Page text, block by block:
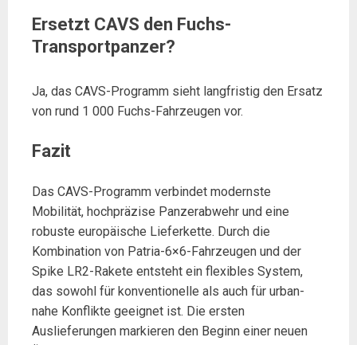
Ersetzt CAVS den Fuchs-
Transportpanzer?
Ja, das CAVS-Programm sieht langfristig den Ersatz
von rund 1 000 Fuchs-Fahrzeugen vor.
Fazit
Das CAVS-Programm verbindet modernste
Mobilität, hochpräzise Panzerabwehr und eine
robuste europäische Lieferkette. Durch die
Kombination von Patria-6×6-Fahrzeugen und der
Spike LR2-Rakete entsteht ein flexibles System,
das sowohl für konventionelle als auch für urban-
nahe Konflikte geeignet ist. Die ersten
Auslieferungen markieren den Beginn einer neuen